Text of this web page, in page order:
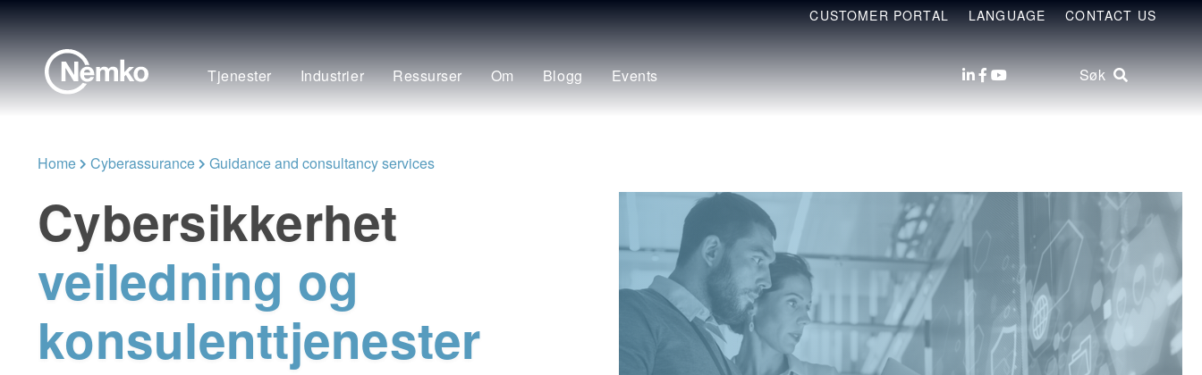
CUSTOMER PORTAL LANGUAGE CONTACT US
Tjenester Industrier Ressurser Om Blogg Events Søk
Home Cyberassurance Guidance and consultancy services
Cybersikkerhet
veiledning og
konsulenttjenester